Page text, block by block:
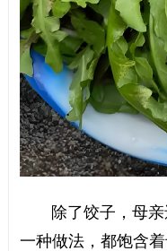
除了饺子，母亲
一种做法，都饱含